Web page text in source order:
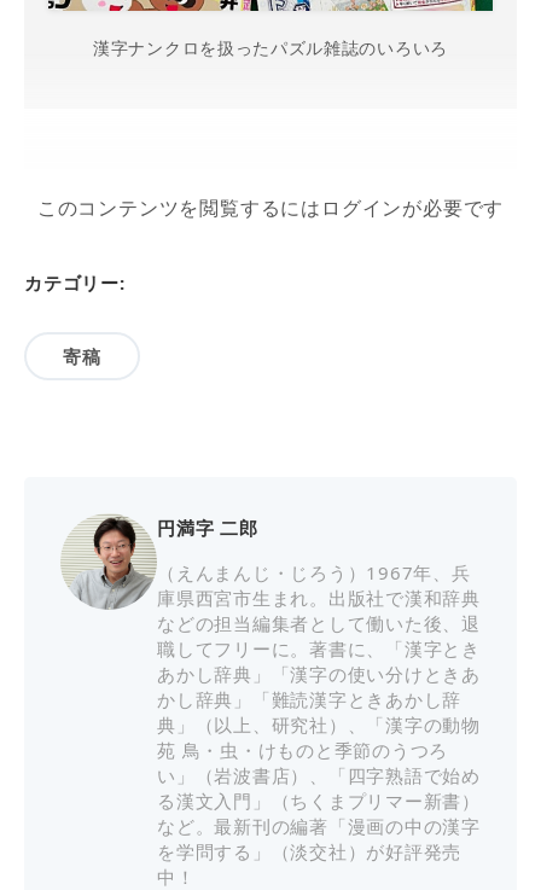
漢字ナンクロを扱ったパズル雑誌のいろいろ
このコンテンツを閲覧するにはログインが必要です
カテゴリー:
寄稿
円満字 二郎
（えんまんじ・じろう）1967年、兵
庫県西宮市生まれ。出版社で漢和辞典
などの担当編集者として働いた後、退
職してフリーに。著書に、「漢字とき
あかし辞典」「漢字の使い分けときあ
かし辞典」「難読漢字ときあかし辞
典」（以上、研究社）、「漢字の動物
苑 鳥・虫・けものと季節のうつろ
い」（岩波書店）、「四字熟語で始め
る漢文入門」（ちくまプリマー新書）
など。最新刊の編著「漫画の中の漢字
を学問する」（淡交社）が好評発売
中！